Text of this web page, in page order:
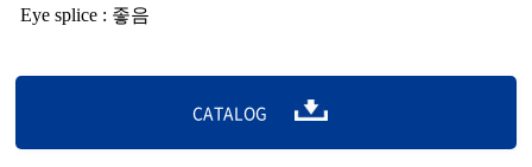
Eye splice : 좋음
CATALOG